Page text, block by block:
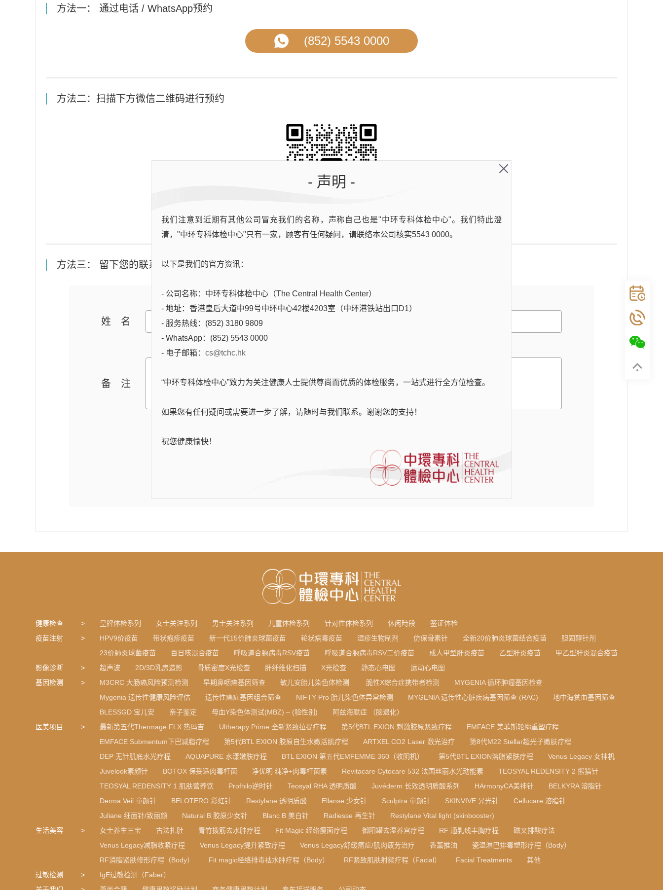
方法一： 通过电话 / WhatsApp预约
(852) 5543 0000
方法二：扫描下方微信二维码进行预约
方法三： 留下您的联系方式，专人与您电话联系
姓名
备注
健康检查 皇牌体检系列 女士关注系列 男士关注系列 儿童体检系列 针对性体检系列 休闲時段
签证体检
疫苗注射
HPV9价疫苗 带状疱疹疫苗 新一代15价肺炎球菌疫苗 轮状病毒疫苗 湿疹生物制剂 仿保骨素针 全新20价肺炎球菌结合疫苗
胆固醇针剂
23价肺炎球菌疫苗
百日咳混合疫苗 呼吸道合胞病毒RSV疫苗 呼吸道合胞病毒RSV二价疫苗 成人甲型肝炎疫苗 乙型肝炎疫苗
甲乙型肝炎混合疫苗
影像诊断
超声波 2D/3D乳房造影 骨质密度X光检查 肝纤维化扫描 X光检查 静态心电图
运动心电图
基因检测
M3CRC 大肠癌风险预测检测 早期鼻咽癌基因筛查 敏儿安胎儿染色体检测 脆性X综合症携带者检测
MYGENIA 循环肿瘤基因检查
Mygenia 遗传性健康风险评估
遗传性癌症基因组合筛查 NIFTY Pro 胎儿染色体异常检测 MYGENIA 遗传性心脏疾病基因筛查 (RAC)
地中海贫血基因筛查
BLESSGD 宝儿安
亲子鉴定 母血Y染色体测试(MBZ) – (验性别)
阿兹海默症 （脑退化）
医美项目
最新第五代Thermage FLX 热玛吉 Ultherapy Prime 全新紧致拉提疗程 第5代BTL EXION 刺激胶原紧致疗程
EMFACE 美菲斯轮廓重塑疗程
EMFACE Submentum下巴减脂疗程
第5代BTL EXION 胶原自生水嫩活肌疗程 ARTXEL CO2 Laser 激光治疗
第8代M22 Stellar超光子嫩肤疗程
DEP 无针肌底水光疗程
AQUAPURE 水漾嫩肤疗程 BTL EXION 第五代EMFEMME 360（收阴机） 第5代BTL EXION溶脂紧肤疗程
Venus Legacy 女神机
Juvelook素颜针
BOTOX 保妥适肉毒杆菌 净优明 纯净+肉毒杆菌素 Revitacare Cytocare 532 法国丝丽水光动能素
TEOSYAL REDENSITY 2 熊猫针
TEOSYAL REDENSITY 1 肌肤营养饮
Profhilo逆时针 Teosyal RHA 透明质酸 Juvéderm 长效透明质酸系列 HArmonyCA美神针
BELKYRA 溶脂针
Derma Veil 童颜针
BELOTERO 彩虹针 Restylane 透明质酸 Ellanse 少女针 Sculptra 童颜针 SKINVIVE 昇光针
Cellucare 溶脂针
Juliane 细面针/致丽颜
Natural B 胶原少女针 Blanc B 美白针 Radiesse 再生针
Restylane Vital light (skinbooster)
生活美容
女士养生三宝 古法扎肚 青竹拨筋去水肿疗程 Fit Magic 经络瘦面疗程 御阳罐去湿养宫疗程 RF 通乳线丰胸疗程
磁叉排酸疗法
Venus Legacy减脂收紧疗程
Venus Legacy提升紧致疗程 Venus Legacy舒缓痛症/肌肉疲劳治疗 香薰推油
瓷温淋巴排毒塑形疗程（Body）
RF消脂紧肤修形疗程（Body）
Fit magic经络排毒袪水肿疗程（Body） RF紧致肌肤射频疗程（Facial） Facial Treatments
其他
过敏检测
IgE过敏检测（Faber）
- 声明 -
我们注意到近期有其他公司冒充我们的名称，声称自己也是"中环专科体检中心"。我们特此澄
清，"中环专科体检中心"只有一家，顾客有任何疑问，请联络本公司核实5543 0000。
以下是我们的官方资讯：
- 公司名称：中环专科体检中心（The Central Health Center）
- 地址：香港皇后大道中99号中环中心42楼4203室（中环港铁站出口D1）
- 服务热线：(852) 3180 9809
- WhatsApp：(852) 5543 0000
- 电子邮箱： cs@tchc.hk
“中环专科体检中心”致力为关注健康人士提供尊尚而优质的体检服务，一站式进行全方位检查。
如果您有任何疑问或需要进一步了解，请随时与我们联系。谢谢您的支持！
祝您健康愉快！